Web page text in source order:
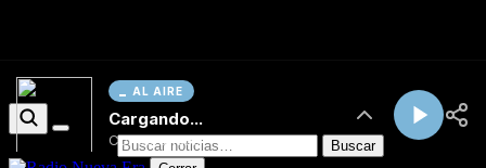
AL AIRE
Cargando...
Conectando...